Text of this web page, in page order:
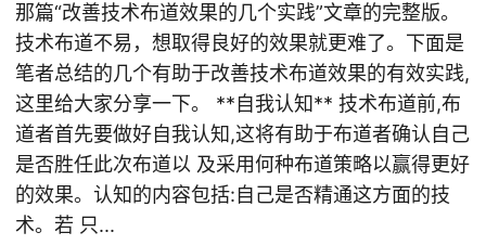
那篇“改善技术布道效果的几个实践”文章的完整版。
技术布道不易，想取得良好的效果就更难了。下面是
笔者总结的几个有助于改善技术布道效果的有效实践,
这里给大家分享一下。 **自我认知** 技术布道前,布
道者首先要做好自我认知,这将有助于布道者确认自己
是否胜任此次布道以 及采用何种布道策略以赢得更好
的效果。认知的内容包括:自己是否精通这方面的技
术。若 只...